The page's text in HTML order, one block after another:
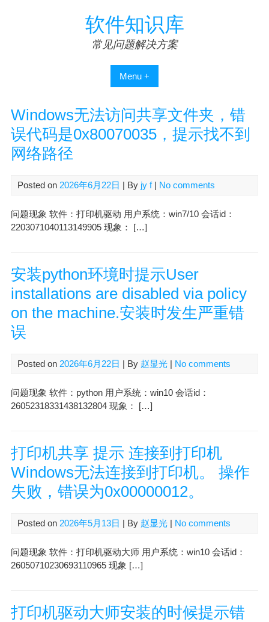
软件知识库
常见问题解决方案
Menu +
Windows无法访问共享文件夹，错
误代码是0x80070035，提示找不到
网络路径
Posted on 2026年6月22日 | By jy f| No comments
问题现象 软件：打印机驱动 用户系统：win7/10 会话id：
2203071040113149905 现象： […]
安装python环境时提示User
installations are disabled via policy
on the machine.安装时发生严重错
误
Posted on 2026年6月22日 | By 赵显光| No comments
问题现象 软件：python 用户系统：win10 会话id：
26052318331438132804 现象： […]
打印机共享 提示 连接到打印机
Windows无法连接到打印机。 操作
失败，错误为0x00000012。
Posted on 2026年5月13日 | By 赵显光| No comments
问题现象 软件：打印机驱动大师 用户系统：win10 会话id：
26050710230693110965 现象 […]
打印机驱动大师安装的时候提示错